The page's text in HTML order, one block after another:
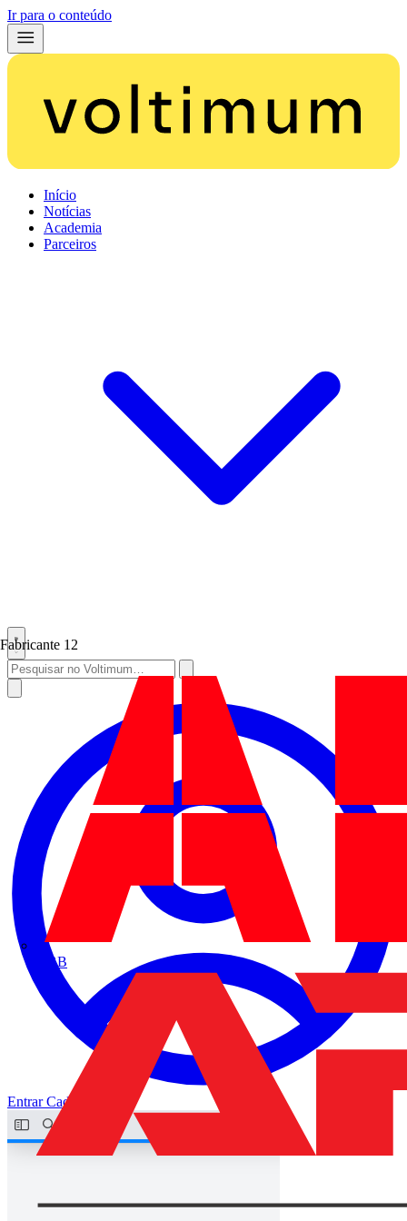
Ir para o conteúdo
Início
Notícias
Academia
Parceiros
Fabricante 12
ABB
EntrarCadastrar